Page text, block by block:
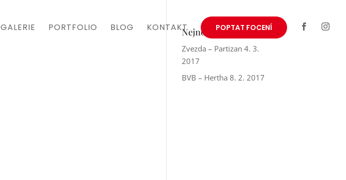
GALERIE PORTFOLIO BLOG KONTAKT POPTAT FOCENÍ  
Nejnovější reporty
Zvezda – Partizan 4. 3.
2017
BVB – Hertha 8. 2. 2017